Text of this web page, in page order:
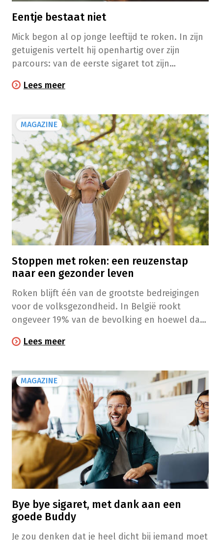
Eentje bestaat niet
Mick begon al op jonge leeftijd te roken. In zijn
getuigenis vertelt hij openhartig over zijn
parcours: van de eerste sigaret tot zijn
stoppen met roken mogelijk is, ook al kost het
een weg …
Lees meer
MAGAZINE
Stoppen met roken: een reuzenstap
naar een gezonder leven
Roken blijft één van de grootste bedreigingen
voor de volksgezondheid. In België rookt
ongeveer 19% van de bevolking en hoewel dat
tabaksverslaving een hardnekkig probleem.
succesvol te stoppen. Je apotheker kan hierbij
een belangrijke rol spelen door je te
ondersteunen bij je rookstoptraject.
Lees meer
MAGAZINE
Bye bye sigaret, met dank aan een
goede Buddy
Je zou denken dat je heel dicht bij iemand moet